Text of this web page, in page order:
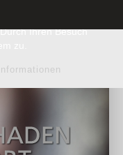
Ihren Besuch